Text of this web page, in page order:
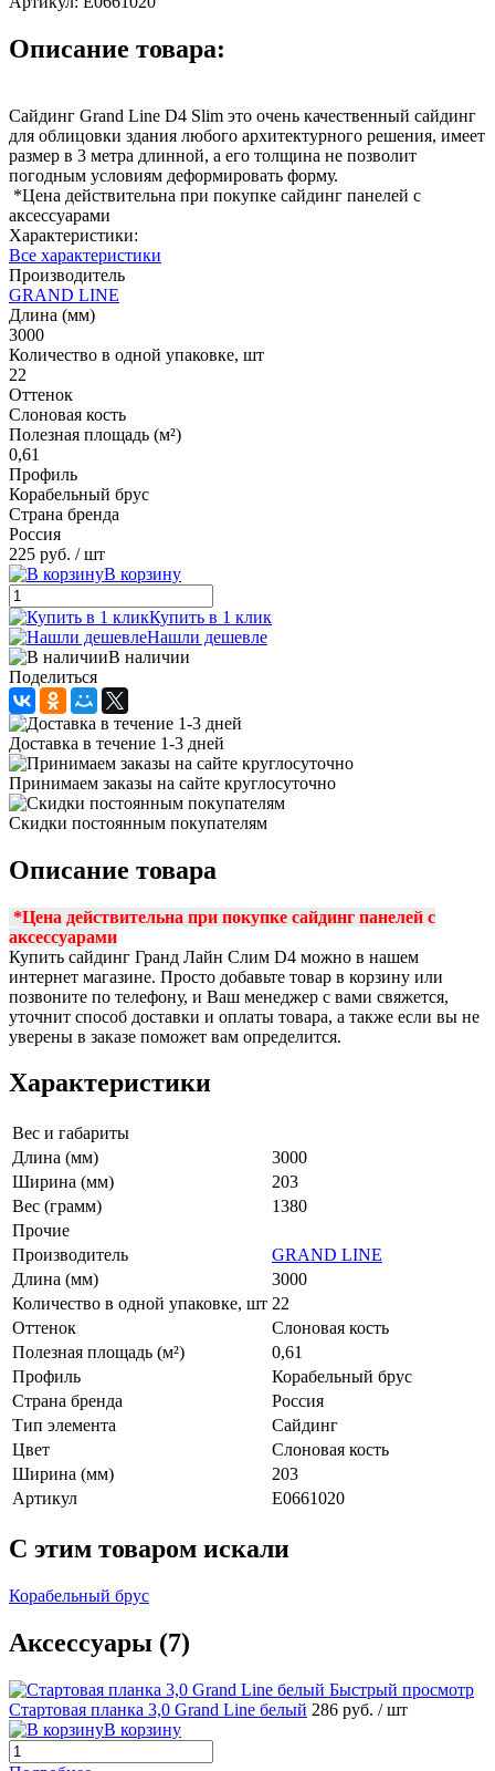
Описание товара:
Сайдинг Grand Line D4 Slim это очень качественный сайдинг
для облицовки здания любого архитектурного решения, имеет
размер в 3 метра длинной, а его толщина не позволит
погодным условиям деформировать форму.
*Цена действительна при покупке сайдинг панелей с
аксессуарами
Характеристики:
Все характеристики
Производитель
GRAND LINE
Длина (мм)
3000
Количество в одной упаковке, шт
22
Оттенок
Слоновая кость
Полезная площадь (м²)
0,61
Профиль
Корабельный брус
Страна бренда
Россия
225 руб. / шт
В корзину
Купить в 1 клик
Нашли дешевле
В наличии
Поделиться
Доставка в течение 1-3 дней
Принимаем заказы на сайте круглосуточно
Скидки постоянным покупателям
Описание товара
*Цена действительна при покупке сайдинг панелей с
аксессуарами
Купить сайдинг Гранд Лайн Слим D4 можно в нашем
интернет магазине. Просто добавьте товар в корзину или
позвоните по телефону, и Ваш менеджер с вами свяжется,
уточнит способ доставки и оплаты товара, а также если вы не
уверены в заказе поможет вам определится.
Характеристики
Вес и габариты
Длина (мм)
3000
Ширина (мм)
203
Вес (грамм)
1380
Прочие
Производитель
GRAND LINE
Длина (мм)
3000
Количество в одной упаковке, шт 22
Оттенок
Слоновая кость
Полезная площадь (м²)
0,61
Профиль
Корабельный брус
Страна бренда
Россия
Тип элемента
Сайдинг
Цвет
Слоновая кость
Ширина (мм)
203
Артикул
E0661020
C этим товаром искали
Корабельный брус
Аксессуары (7)
Быстрый просмотр
Стартовая планка 3,0 Grand Line белый 286 руб. / шт
В корзину